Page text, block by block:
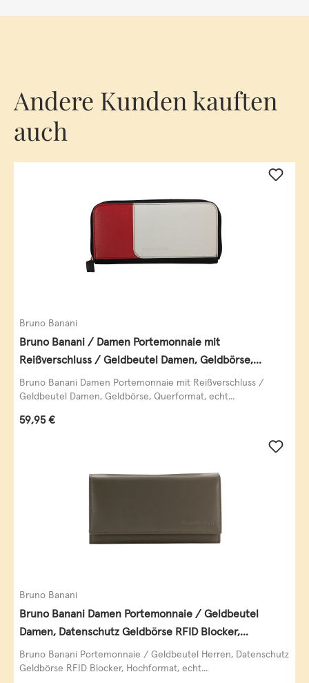
Andere Kunden kauften
auch
Bruno Banani
Bruno Banani / Damen Portemonnaie mit
Reißverschluss / Geldbeutel Damen, Geldbörse,
Querformat, echt Leder, black/white/red
Bruno Banani Damen Portemonnaie mit Reißverschluss /
Geldbeutel Damen, Geldbörse, Querformat, echt...
Regulärer Preis:
59,95 €
Bruno Banani
Bruno Banani Damen Portemonnaie / Geldbeutel
Damen, Datenschutz Geldbörse RFID Blocker,
Querformat, echt Leder, taupe
Bruno Banani Portemonnaie / Geldbeutel Herren, Datenschutz
Geldbörse RFID Blocker, Hochformat, echt...